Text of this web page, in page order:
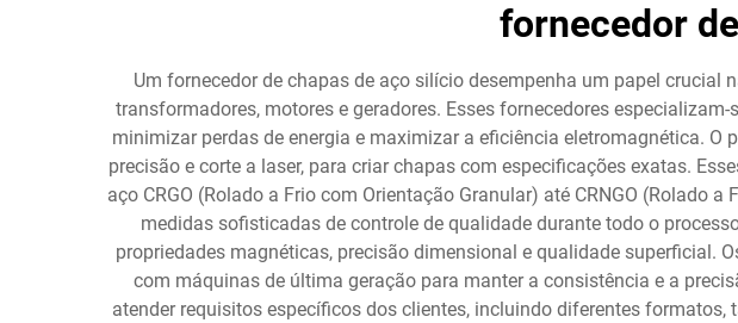
fornecedor
Um fornecedor de chapas de aço silício desempenha um papel
transformadores, motores e geradores. Esses fornecedores
minimizar perdas de energia e maximizar a eficiência eletromagnética.
precisão e corte a laser, para criar chapas com especificações exatas.
aço CRGO (Rolado a Frio com Orientação Granular) até CRNGO (Rolado
medidas sofisticadas de controle de qualidade durante todo o
propriedades magnéticas, precisão dimensional e qualidade superficial.
com máquinas de última geração para manter a consistência e a
atender requisitos específicos dos clientes, incluindo diferentes